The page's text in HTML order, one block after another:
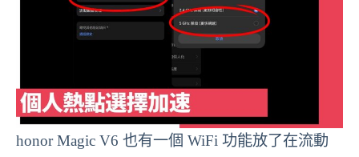
honor Magic V6 也有一個 WiFi 功能放了在流動